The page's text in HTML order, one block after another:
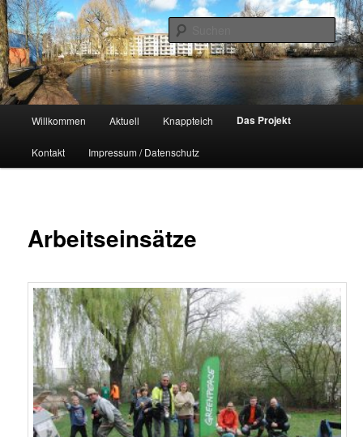
Zum
primären
Inhalt
springenUnser Knappteich
Naherholungsgebiet im Chemnitzer Yorckgebiet
Willkommen Aktuell Knappteich Das Projekt
Kontakt Impressum / Datenschutz
Arbeitseinsätze